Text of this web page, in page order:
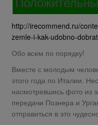
http://irecommend.ru/
zemle-i-kak-udobno-
Обо всем по порядку!
Вместе с молодым
этого года по Италии.
насмотревшись фото из
передачи Познера и
отправиться в это